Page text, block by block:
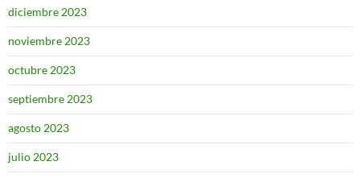
diciembre 2023
noviembre 2023
octubre 2023
septiembre 2023
agosto 2023
julio 2023